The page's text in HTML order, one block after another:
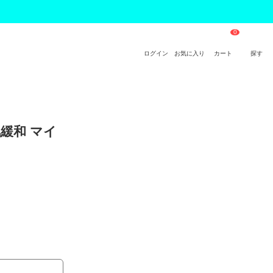
ログイン お気に入り カート 探す
和 マイ